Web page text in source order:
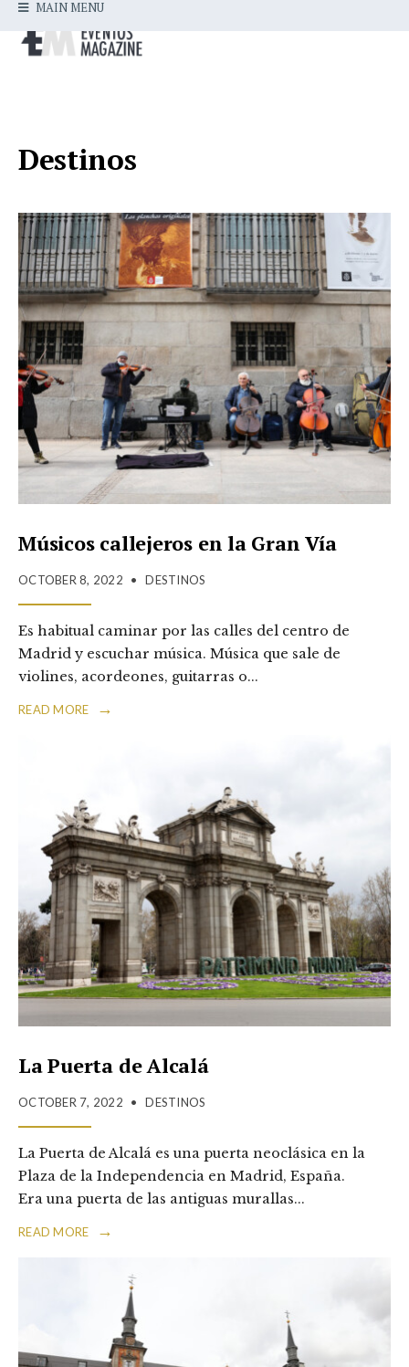
MAIN MENU
Destinos
Músicos callejeros en la Gran Vía
OCTOBER 8, 2022 • DESTINOS
Es habitual caminar por las calles del centro de
Madrid y escuchar música. Música que sale de
violines, acordeones, guitarras o...
READ MORE →
La Puerta de Alcalá
OCTOBER 7, 2022 • DESTINOS
La Puerta de Alcalá es una puerta neoclásica en la
Plaza de la Independencia en Madrid, España.
Era una puerta de las antiguas murallas...
READ MORE →